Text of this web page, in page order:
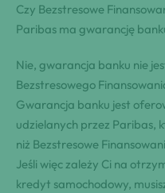
Czy Bezstresowe
Paribas ma gwarancję
Nie, gwarancja banku nie
Bezstresowego
Gwarancja banku jest
udzielanych przez Paribas,
niż Bezstresowe
Jeśli więc zależy Ci na
kredyt samochodowy,